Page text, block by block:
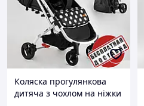
Коляска прогулянкова
дитяча з чохлом на ніжки